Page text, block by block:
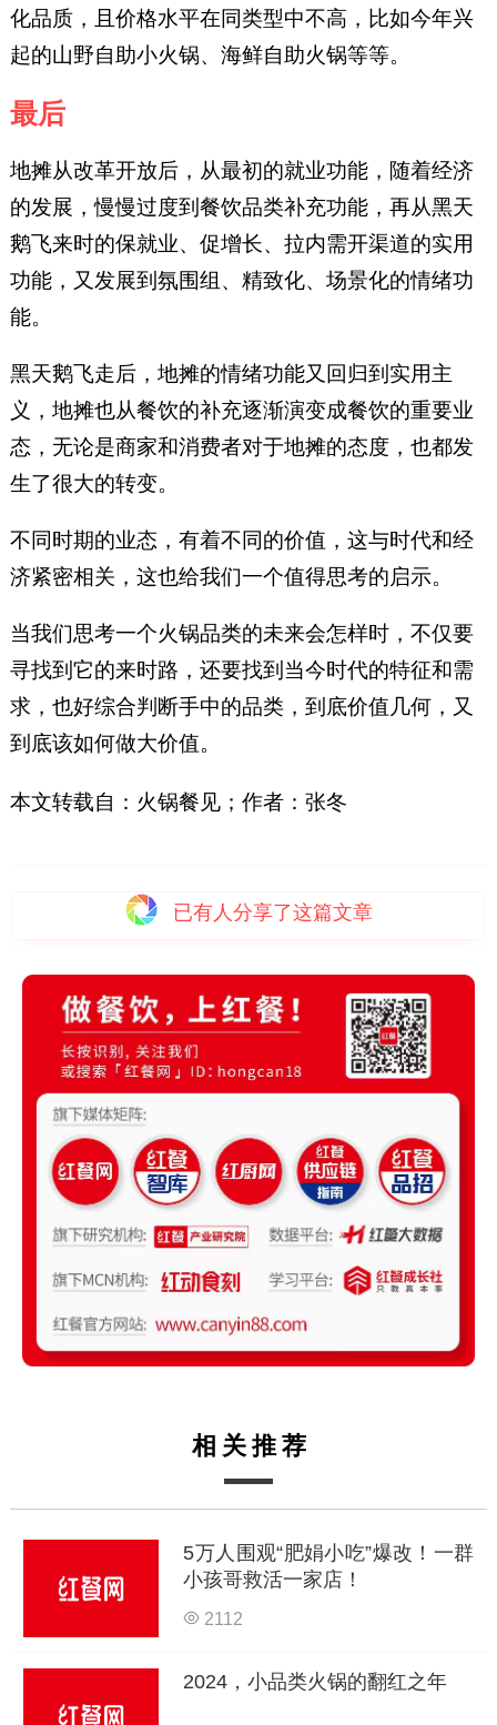
化品质，且价格水平在同类型中不高，比如今年兴
起的山野自助小火锅、海鲜自助火锅等等。
最后
地摊从改革开放后，从最初的就业功能，随着经济
的发展，慢慢过度到餐饮品类补充功能，再从黑天
鹅飞来时的保就业、促增长、拉内需开渠道的实用
功能，又发展到氛围组、精致化、场景化的情绪功
能。
黑天鹅飞走后，地摊的情绪功能又回归到实用主
义，地摊也从餐饮的补充逐渐演变成餐饮的重要业
态，无论是商家和消费者对于地摊的态度，也都发
生了很大的转变。
不同时期的业态，有着不同的价值，这与时代和经
济紧密相关，这也给我们一个值得思考的启示。
当我们思考一个火锅品类的未来会怎样时，不仅要
寻找到它的来时路，还要找到当今时代的特征和需
求，也好综合判断手中的品类，到底价值几何，又
到底该如何做大价值。
本文转载自：火锅餐见；作者：张冬
已有 人分享了这篇文章
相关推荐
5万人围观“肥娟小吃”爆改！一群
小孩哥救活一家店！
2112
2024，小品类火锅的翻红之年